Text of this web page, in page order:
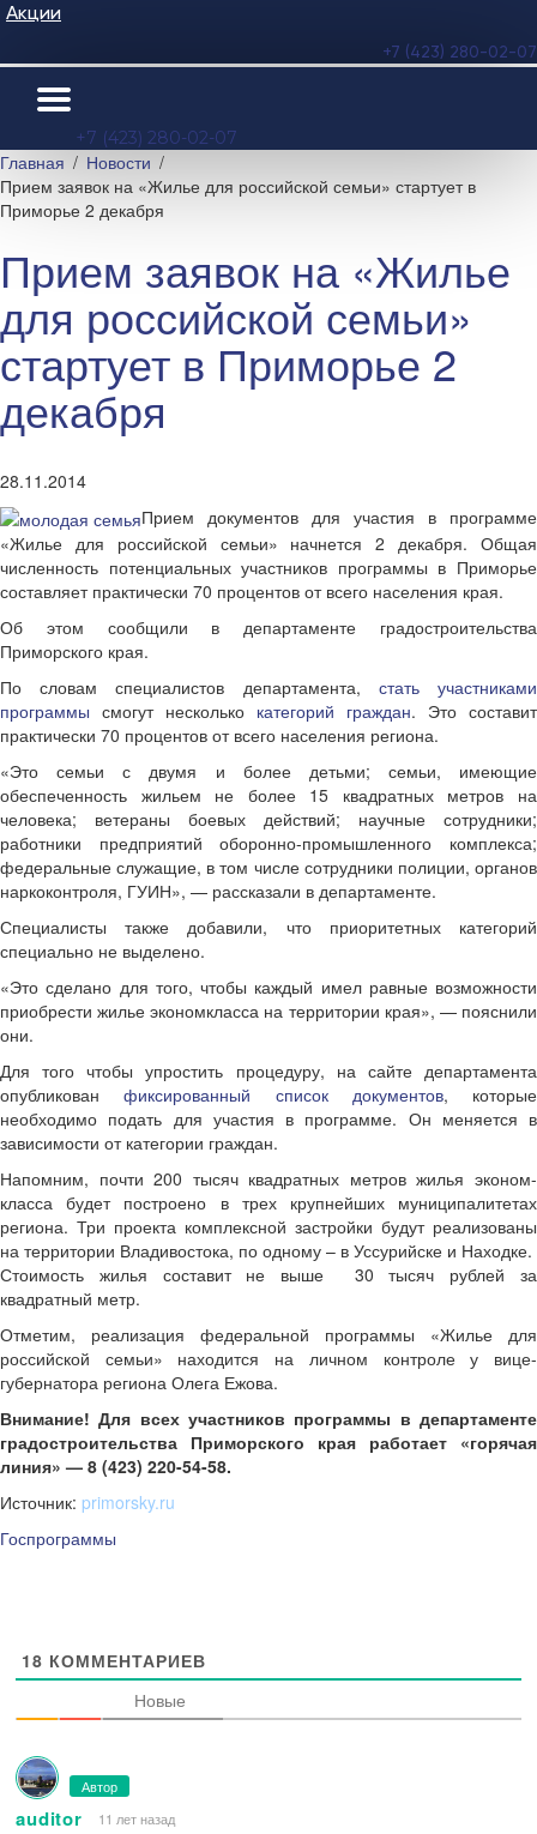
Акции
+7 (423) 280-02-07
+7 (423) 280-02-07
Главная
Новости
Прием заявок на «Жилье для российской семьи» стартует в
Приморье 2 декабря
Прием заявок на «Жилье
для российской семьи»
стартует в Приморье 2
декабря
28.11.2014
Прием документов для участия в программе
«Жилье для российской семьи» начнется 2 декабря. Общая
численность потенциальных участников программы в Приморье
составляет практически 70 процентов от всего населения края.
Об этом сообщили в департаменте градостроительства
Приморского края.
По словам специалистов департамента, стать участниками
программы смогут несколько категорий граждан. Это составит
практически 70 процентов от всего населения региона.
«Это семьи с двумя и более детьми; семьи, имеющие
обеспеченность жильем не более 15 квадратных метров на
человека; ветераны боевых действий; научные сотрудники;
работники предприятий оборонно-промышленного комплекса;
федеральные служащие, в том числе сотрудники полиции, органов
наркоконтроля, ГУИН», — рассказали в департаменте.
Специалисты также добавили, что приоритетных категорий
специально не выделено.
«Это сделано для того, чтобы каждый имел равные возможности
приобрести жилье экономкласса на территории края», — пояснили
они.
Для того чтобы упростить процедуру, на сайте департамента
опубликованфиксированный список документов, которые
необходимо подать для участия в программе. Он меняется в
зависимости от категории граждан.
Напомним, почти 200 тысяч квадратных метров жилья эконом-
класса будет построено в трех крупнейших муниципалитетах
региона. Три проекта комплексной застройки будут реализованы
на территории Владивостока, по одному – в Уссурийске и Находке.
Стоимость жилья составит не выше 30 тысяч рублей за
квадратный метр.
Отметим, реализация федеральной программы «Жилье для
российской семьи» находится на личном контроле у вице-
губернатора региона Олега Ежова.
Внимание! Для всех участников программы в департаменте
градостроительства Приморского края работает «горячая
линия» — 8 (423) 220-54-58.
Источник: primorsky.ru
Госпрограммы
18 КОММЕНТАРИЕВ
Новые
Автор
auditor 11 лет назад